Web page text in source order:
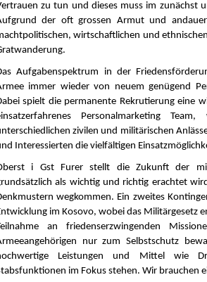
zu tun und dieses muss im zunächst
der oft grossen Armut und
wirtschaftlichen und
Aufgabenspektrum in der
immer wieder von neuem genügend
spielt die permanente Rekrutierung eine
Personalmarketing
zivilen und militärischen
Interessierten die vielfältigen
i Gst Furer stellt die Zukunft der
als wichtig und richtig erachtet
wegkommen. Ein zweites
im Kosovo, wobei das Militärgesetz
an friedenserzwingenden
nur zum Selbstschutz
Leistungen und Mittel wie
im Fokus stehen. Wir brauchen